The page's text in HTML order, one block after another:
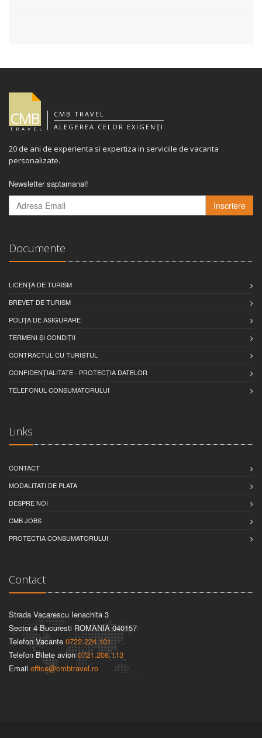
CMB
TRAVEL
CMB TRAVEL
ALEGEREA CELOR EXIGENŢI
20 de ani de experienta si expertiza in serviciile de vacanta
personalizate.
Newsletter saptamanal!
Inscriere
Documente
LICENȚA DE TURISM
BREVET DE TURISM
POLIȚA DE ASIGURARE
TERMENI ȘI CONDIȚII
CONTRACTUL CU TURISTUL
CONFIDENȚIALITATE - PROTECȚIA DATELOR
TELEFONUL CONSUMATORULUI
Links
CONTACT
MODALITATI DE PLATA
DESPRE NOI
CMB JOBS
PROTECTIA CONSUMATORULUI
Contact
Strada Vacarescu Ienachita 3
Sector 4 Bucuresti ROMANIA 040157
Telefon Vacante 0722.224.101
Telefon Bilete avion0721.208.113
Email office@cmbtravel.ro